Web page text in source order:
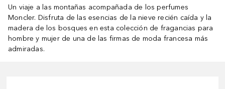
Un viaje a las montañas acompañada de los perfumes
Moncler. Disfruta de las esencias de la nieve recién caída y la
madera de los bosques en esta colección de fragancias para
hombre y mujer de una de las firmas de moda francesa más
admiradas.